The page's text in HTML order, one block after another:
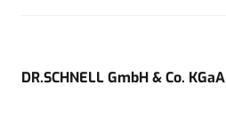
DR.SCHNELL GmbH & Co. KGaA